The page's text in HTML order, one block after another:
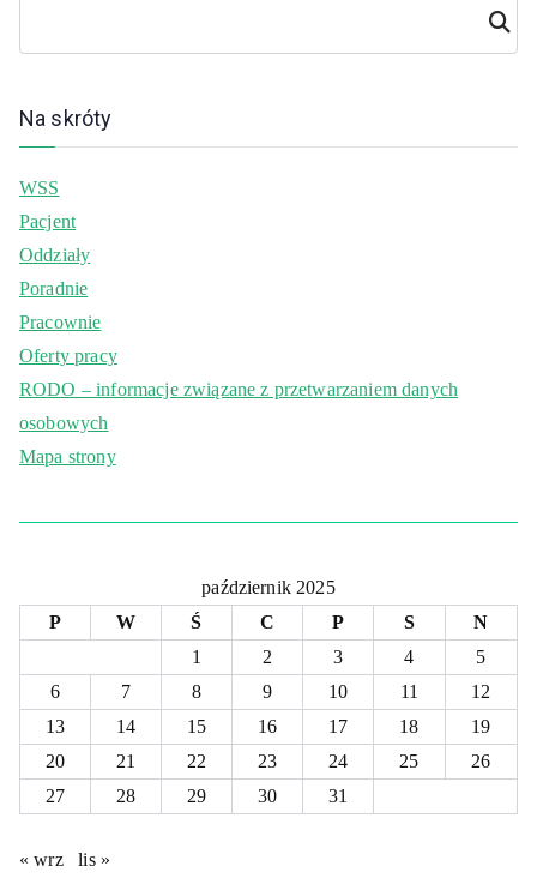
Szuka
j
Na skróty
WSS
Pacjent
Oddziały
Poradnie
Pracownie
Oferty pracy
RODO – informacje związane z przetwarzaniem danych
osobowych
Mapa strony
październik 2025
P
W Ś C P S
N
1
2 3 4
5
6
7 8 9 10 11
12
13
14 15 16 17 18
19
20
21 22 23 24 25
26
27
28 29 30 31
« wrz lis »